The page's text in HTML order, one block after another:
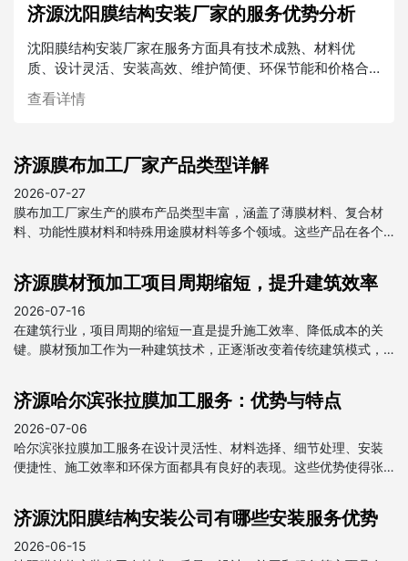
济源沈阳膜结构安装厂家的服务优势分析
沈阳膜结构安装厂家在服务方面具有技术成熟、材料优
质、设计灵活、安装高效、维护简便、环保节能和价格合
理等多重优势。在未来的建筑行业中，膜结构将发挥越来
越重要的作用
查看详情
济源膜布加工厂家产品类型详解
2026-07-27
膜布加工厂家生产的膜布产品类型丰富，涵盖了薄膜材料、复合材
料、功能性膜材料和特殊用途膜材料等多个领域。这些产品在各个
济源膜材预加工项目周期缩短，提升建筑效率
2026-07-16
在建筑行业，项目周期的缩短一直是提升施工效率、降低成本的关
键。膜材预加工作为一种建筑技术，正逐渐改变着传统建筑模式，
济源哈尔滨张拉膜加工服务：优势与特点
2026-07-06
哈尔滨张拉膜加工服务在设计灵活性、材料选择、细节处理、安装
便捷性、施工效率和环保方面都具有良好的表现。这些优势使得张
一部分。
济源沈阳膜结构安装公司有哪些安装服务优势
2026-06-15